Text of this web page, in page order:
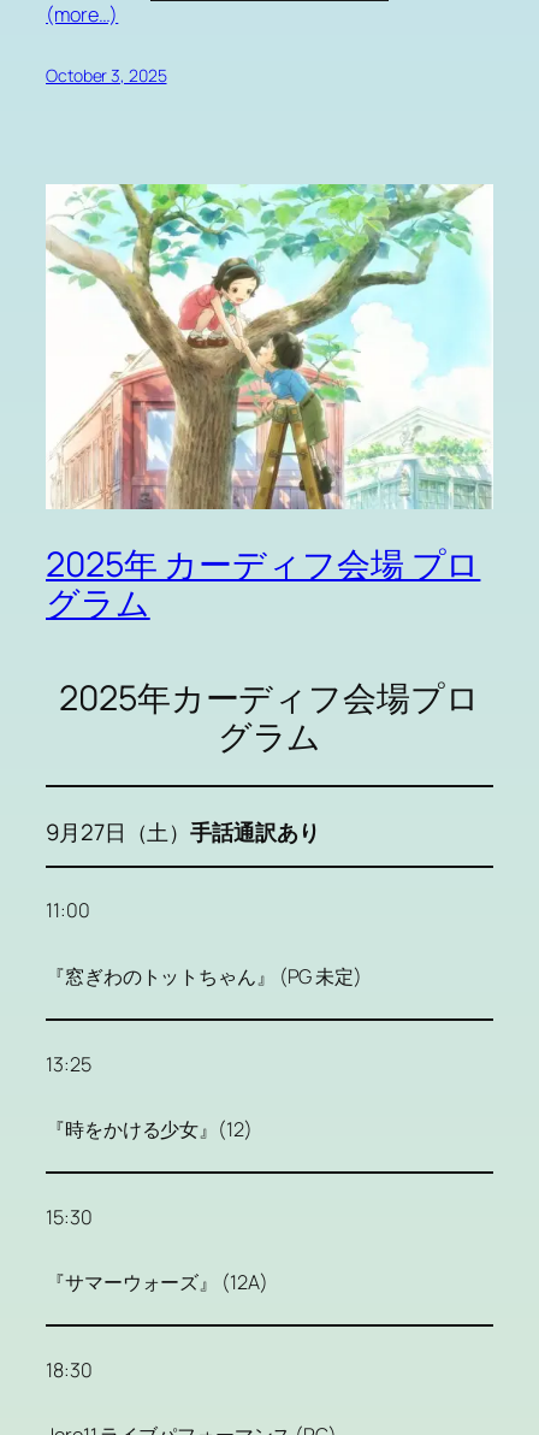
(more…)
October 3, 2025
2025年 カーディフ会場 プロ
グラム
2025年カーディフ会場プロ
グラム
9月27日（土）手話通訳あり
11:00
『窓ぎわのトットちゃん』 (PG 未定)
13:25
『時をかける少女』(12)
15:30
『サマーウォーズ』 (12A)
18:30